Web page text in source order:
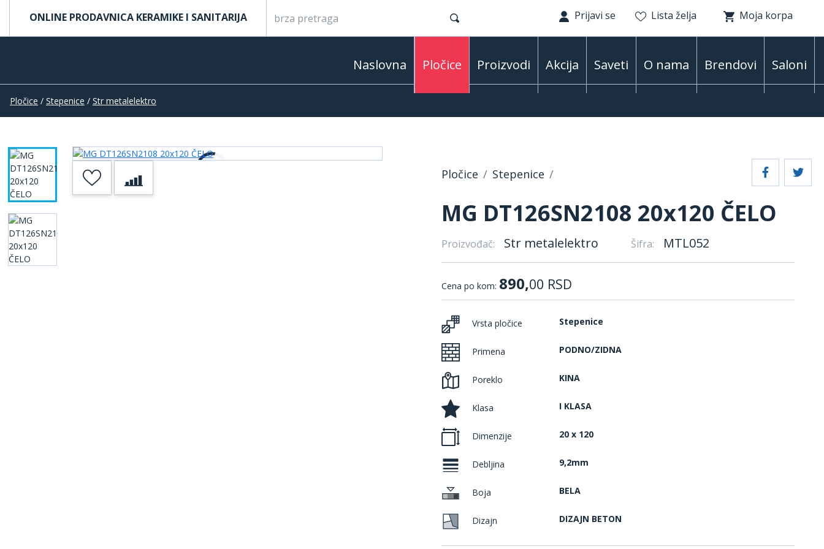
ONLINE PRODAVNICA KERAMIKE I SANITARIJA Prijavi se Lista želja Moja korpa
Naslovna Pločice Proizvodi Akcija Saveti O nama Brendovi Saloni
Pločice / Stepenice / Str metalelektro
Pločice Stepenice
MG DT126SN2108 20x120 ČELO
Proizvođač: Str metalelektro Šifra: MTL052
Cena po kom: 890,00 RSD
Vrsta pločice Stepenice
Primena PODNO/ZIDNA
Poreklo KINA
Klasa I KLASA
Dimenzije 20 x 120
Debljina 9,2mm
Boja BELA
Dizajn DIZAJN BETON